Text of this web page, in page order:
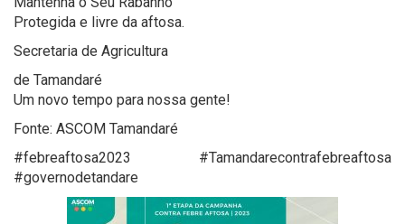
Protegida e livre da aftosa.
Secretaria de Agricultura
de Tamandaré
Um novo tempo para nossa gente!
Fonte: ASCOM Tamandaré
#febreaftosa2023 #Tamandarecontrafebreaftosa
#governodetandare